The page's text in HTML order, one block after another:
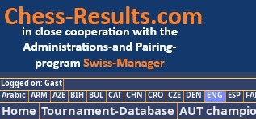
Logged on: Gast
Arabic ARM AZE BIH BUL CAT CHN CRO CZE DEN ENG ESP
Home Tournament-Database AUT